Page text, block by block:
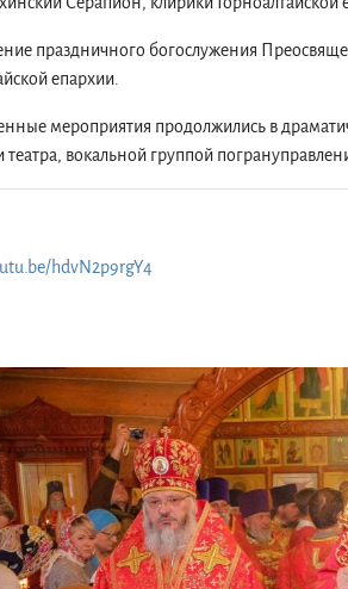
праздничного богослужения
епархии.
мероприятия продолжились в
театра, вокальной группой
hdvN2p9rgY4